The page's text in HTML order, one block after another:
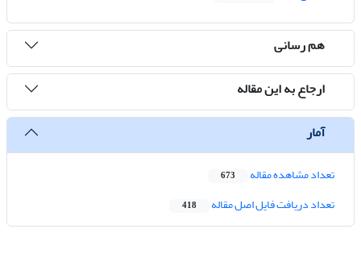
هم رسانی
ارجاع به این مقاله
آمار
تعداد مشاهده مقاله 673
تعداد دریافت فایل اصل مقاله 418